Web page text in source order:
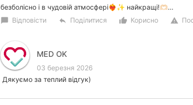
безболісно і в чудовій атмосфері❤️‍🔥✨ найкращі!🫶🏻…
chat_bubble Відповісти reply Поділитися thumb_up_alt
Корисно warning
MED OK
03 березня 2026
Дякуємо за теплий відгук)